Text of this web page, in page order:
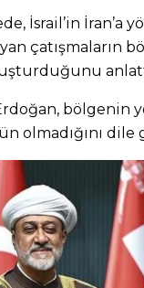
İsrail’in İran’a
çatışmaların
bölgenin
olmadığını dile